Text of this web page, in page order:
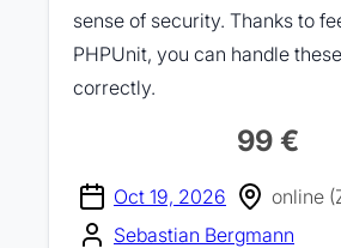
sense of security. Thanks to
PHPUnit, you can handle
correctly.
99 €
Oct 19, 2026
online
Sebastian Bergmann